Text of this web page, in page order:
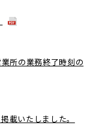
所の業務終了時刻の
載いたしました。